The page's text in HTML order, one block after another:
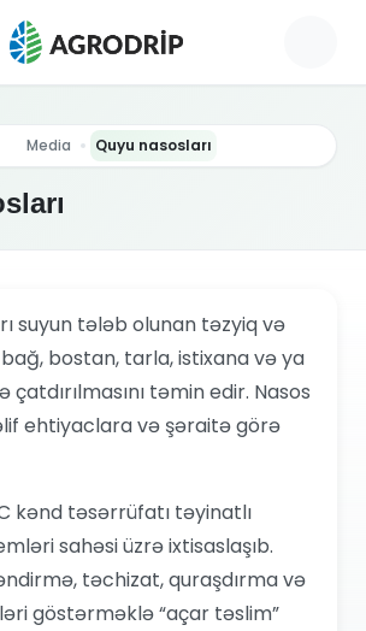
Media Quyu nasosları
suyun tələb olunan təzyiq və
bağ, bostan, tarla, istixana və ya
təmin edir. Nasos
ehtiyaclara və şəraitə görə
kənd təsərrüfatı təyinatlı
sahəsi üzrə ixtisaslaşıb.
təchizat, quraşdırma və
göstərməklə “açar təslim”